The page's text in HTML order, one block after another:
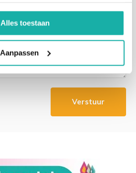
Alles toestaan
Aanpassen
Verstuur